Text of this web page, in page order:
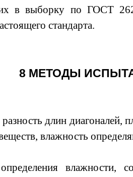
в выборку по ГОСТ
стандарта.
8 МЕТОДЫ
длин диагоналей,
влажность
влажности,